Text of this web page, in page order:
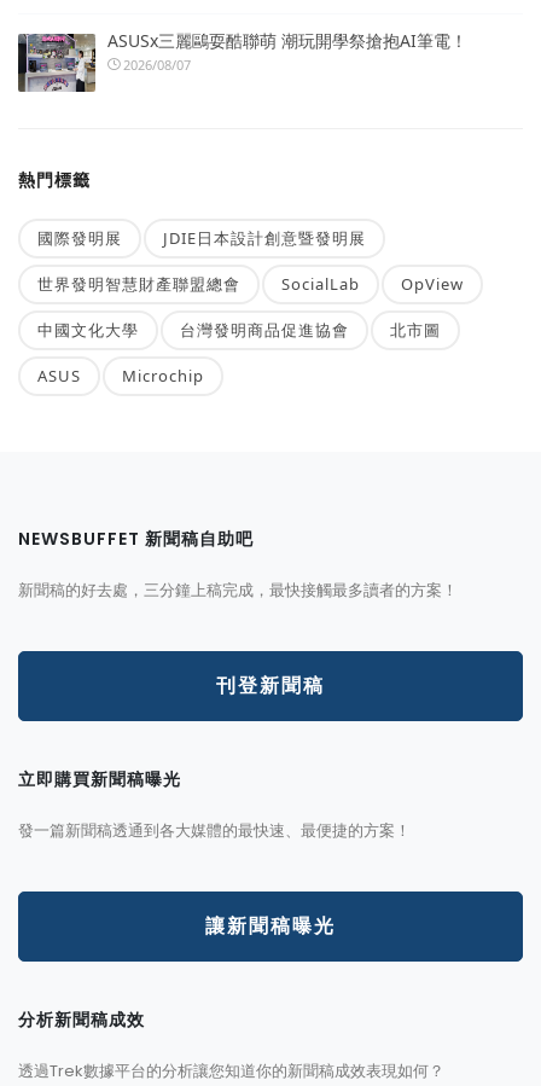
ASUSx三麗鷗耍酷聯萌 潮玩開學祭搶抱AI筆電！
2026/08/07
熱門標籤
國際發明展 JDIE日本設計創意暨發明展
世界發明智慧財產聯盟總會 SocialLab OpView
中國文化大學 台灣發明商品促進協會 北市圖
ASUS Microchip
NEWSBUFFET 新聞稿自助吧
新聞稿的好去處，三分鐘上稿完成，最快接觸最多讀者的方案！
刊登新聞稿
立即購買新聞稿曝光
發一篇新聞稿透通到各大媒體的最快速、最便捷的方案！
讓新聞稿曝光
分析新聞稿成效
透過Trek數據平台的分析讓您知道你的新聞稿成效表現如何？